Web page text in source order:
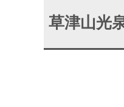
草津山光